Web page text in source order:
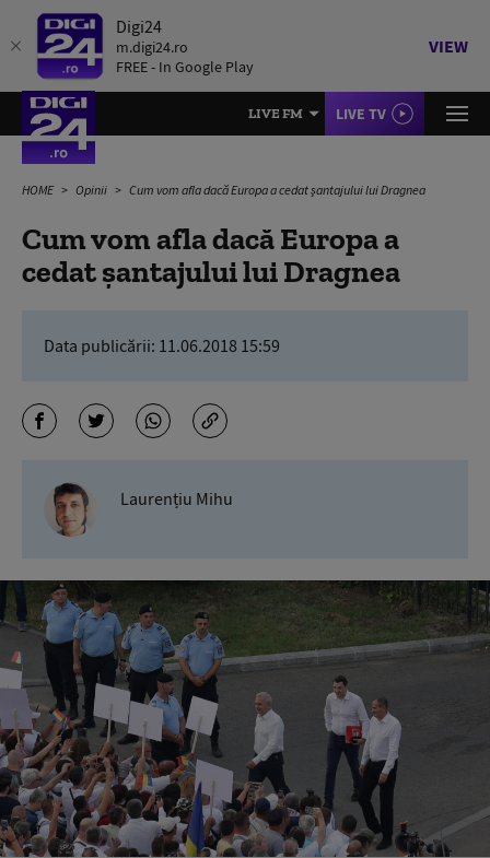
Digi24
m.digi24.ro
FREE - In Google Play
VIEW
LIVE FM LIVE TV
HOME Opinii Cum vom afla dacă Europa a cedat şantajului lui Dragnea
Cum vom afla dacă Europa a
cedat şantajului lui Dragnea
Data publicării: 11.06.2018 15:59
Laurențiu Mihu